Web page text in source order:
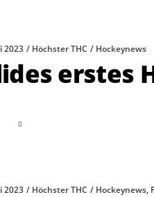
2023 Höchster THC Hockeynews
erstes
2023 Höchster THC Hockeynews,